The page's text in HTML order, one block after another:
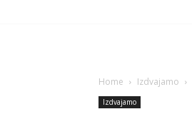
Home Izdvajamo
Izdvajamo